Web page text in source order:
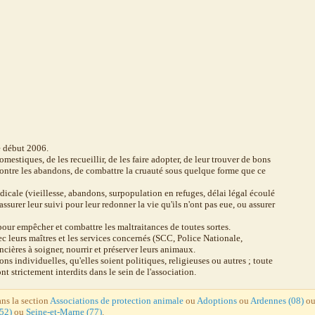
début 2006.
de les recueillir, de les faire adopter, de leur trouver de bons
les abandons, de combattre la cruauté sous quelque forme que ce
(vieillesse, abandons, surpopulation en refuges, délai légal écoulé
leur suivi pour leur redonner la vie qu'ils n'ont pas eue, ou assurer
empêcher et combattre les maltraitances de toutes sortes.
leurs maîtres et les services concernés (SCC, Police Nationale,
à soigner, nourrir et préserver leurs animaux.
individuelles, qu'elles soient politiques, religieuses ou autres ; toute
strictement interdits dans le sein de l'association.
la section Associations de protection animale ou Adoptions ou Ardennes (08) ou
ou Seine-et-Marne (77).